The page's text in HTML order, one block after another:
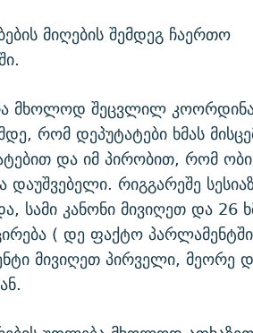
მიღების შემდეგ ჩაერთო
მხოლოდ შეცვლილ
რომ დეპუტატები ხმას
და იმ პირობით, რომ
დაუშვებელი. რიგგარეშე
სამი კანონი მივიღეთ და 26
( დე ფაქტო
მივიღეთ პირველი, მეორე